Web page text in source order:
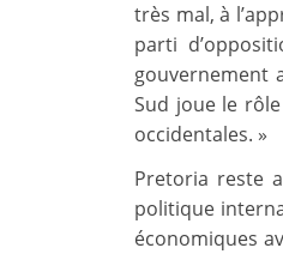
très mal, à
parti
gouvernement
Sud joue le
occidentales. »
Pretoria reste
politique
économiques